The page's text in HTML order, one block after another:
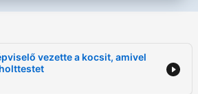
vezette a kocsit, amivel